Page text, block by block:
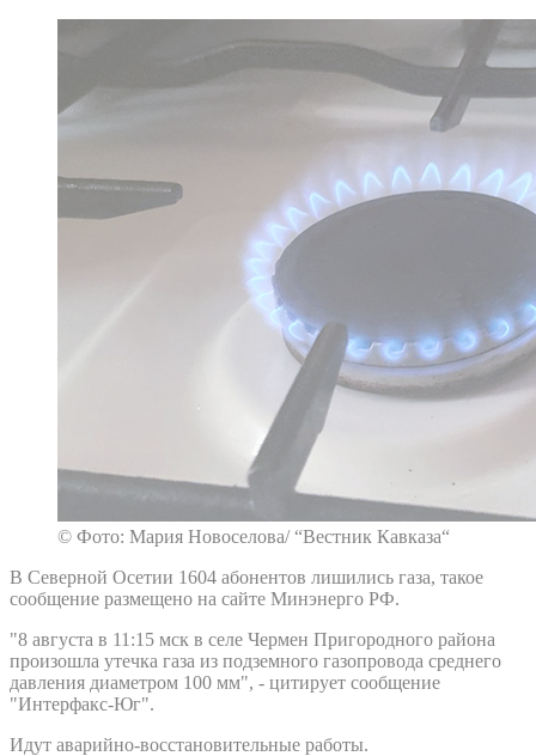
© Фото: Мария Новоселова/ “Вестник Кавказа“
В Северной Осетии 1604 абонентов лишились газа, такое
сообщение размещено на сайте Минэнерго РФ.
"8 августа в 11:15 мск в селе Чермен Пригородного района
произошла утечка газа из подземного газопровода среднего
давления диаметром 100 мм", - цитирует сообщение
"Интерфакс-Юг".
Идут аварийно-восстановительные работы.